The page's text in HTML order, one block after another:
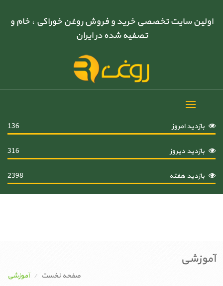
اولین سایت تخصصی خرید و فروش روغن خوراکی ، خام و
تصفیه شده در ایران
Toggle
بازدید امروز
136
بازدید دیروز 316
بازدید هفته 2398
آموزشی
صفحه نخست آموزشی